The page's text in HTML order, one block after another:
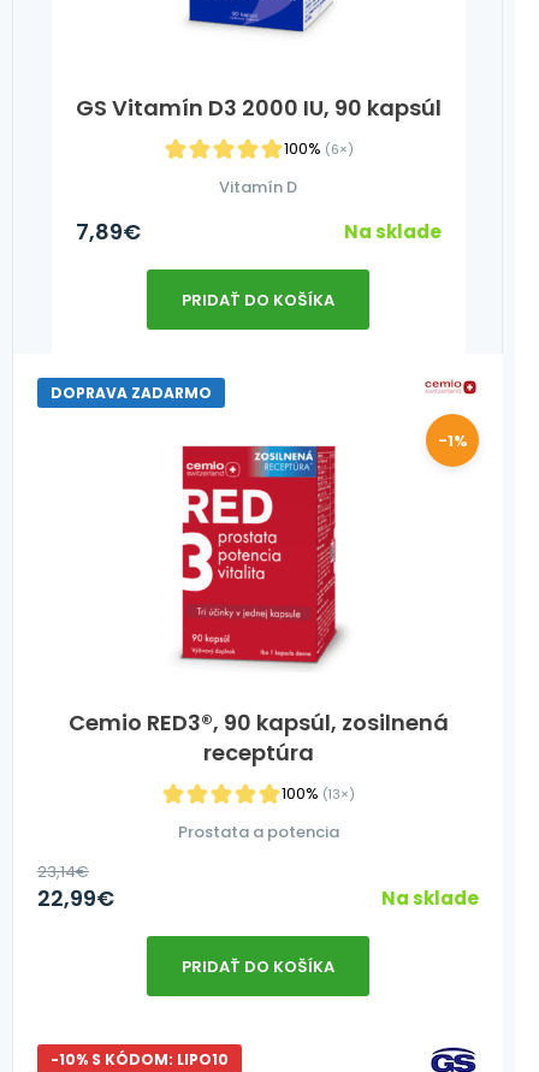
GS Vitamín D3 2000 IU, 90 kapsúl
100% (6×)
Vitamín D
7,89€ Na sklade
PRIDAŤ DO KOŠÍKA
Cemio RED3®, 90 kapsúl, zosilnená
receptúra
100% (13×)
DOPRAVA ZADARMO
Prostata a potencia
-1%
23,14€
22,99€ Na sklade
PRIDAŤ DO KOŠÍKA
-10% S KÓDOM: LIPO10